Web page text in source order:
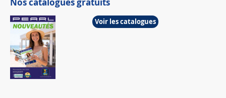
Voir les catalogues